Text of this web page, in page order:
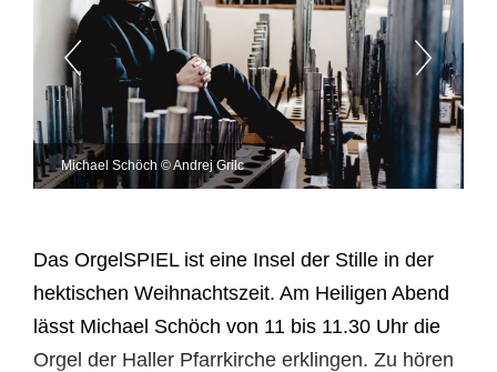
Michael Schöch © Andrej Grilc
Das OrgelSPIEL ist eine Insel der Stille in der
hektischen Weihnachtszeit. Am Heiligen Abend
lässt Michael Schöch von 11 bis 11.30 Uhr die
Orgel der Haller Pfarrkirche erklingen. Zu hören